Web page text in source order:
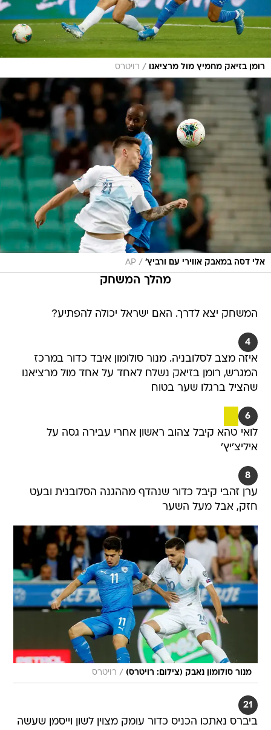
רומן בזיאק מחמיץ מול מרציאנו / רויטרס
אלי דסה במאבק אווירי עם ורביץ' /
AP
מהלך המשחק
המשחק יצא לדרך. האם ישראל יכולה להפתיע?
4
איזה מצב לסלובניה. מנור סולומון איבד כדור במרכז
המגרש, רומן בזיאק נשלח לאחד על אחד מול מרציאנו
שהציל ברגלו שער בטוח
6
לואי טהא קיבל צהוב ראשון אחרי עבירה גסה על
איליצ'יץ'
8
ערן זהבי קיבל כדור שנהדף מההגנה הסלובנית ובעט
חזק, אבל מעל השער
מנור סולומון נאבק (צילום: רויטרס) / רויטרס
21
ביברס נאתכו הכניס כדור עומק מצוין לשון וייסמן שעשה